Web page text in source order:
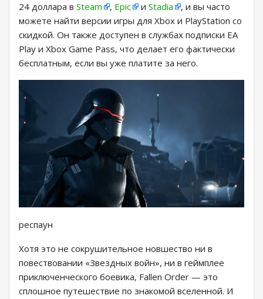
24 доллара в Steam , Epic и Stadia
, и вы часто
можете найти версии игры для Xbox и PlayStation со
скидкой. Он также доступен в службах подписки EA
Play и Xbox Game Pass, что делает его фактически
бесплатным, если вы уже платите за него.
респаун
Хотя это не сокрушительное новшество ни в
повествовании «Звездных войн», ни в геймплее
приключенческого боевика, Fallen Order — это
сплошное путешествие по знакомой вселенной. И